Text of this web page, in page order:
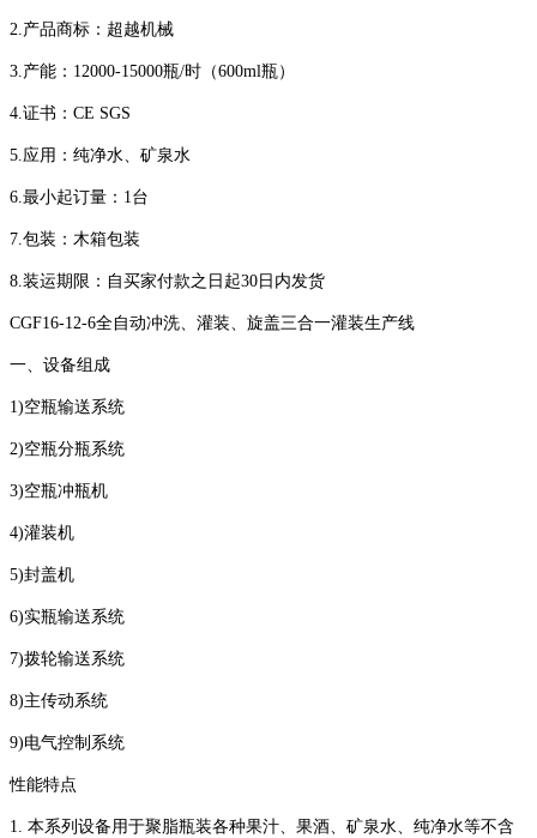
2.产品商标：超越机械
3.产能：12000-15000瓶/时（600ml瓶）
4.证书：CE SGS
5.应用：纯净水、矿泉水
6.最小起订量：1台
7.包装：木箱包装
8.装运期限：自买家付款之日起30日内发货
CGF16-12-6全自动冲洗、灌装、旋盖三合一灌装生产线
一、设备组成
1)空瓶输送系统
2)空瓶分瓶系统
3)空瓶冲瓶机
4)灌装机
5)封盖机
6)实瓶输送系统
7)拨轮输送系统
8)主传动系统
9)电气控制系统
性能特点
1. 本系列设备用于聚脂瓶装各种果汁、果酒、矿泉水、纯净水等不含